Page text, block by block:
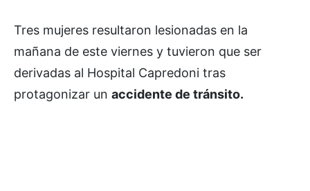
Tres mujeres resultaron lesionadas en la
mañana de este viernes y tuvieron que ser
derivadas al Hospital Capredoni tras
protagonizar un accidente de tránsito.